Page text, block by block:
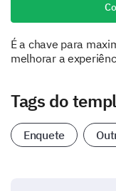
É a chave para
melhorar a
Tags do
Enquete